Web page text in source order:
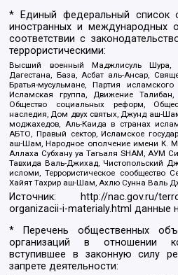
* Единый федеральный список
иностранных и международных
соответствии с
террористическими:
Высший военный Маджлисуль Шура,
Дагестана, База, Асбат аль-Ансар,
Братья-мусульмане, Партия
Исламская группа, Движение Талибан,
Общество социальных реформ,
наследия, Дом двух святых, Джунд аш-
моджахедов, Аль-Каида в странах
АБТО, Правый сектор, Исламское
аш-Шам, Народное ополчение имени К.
Аллаха Субхану уа Тагьаля SHAM, АУМ
Тавхида Валь-Джихад, Чистопольский
исломи, Террористическое сообщество
Хайят Тахрир аш-Шам, Ахлю Сунна Валь
Источник:
http://nac.gov.ru/
organizacii-i-materialy.html данные
* Перечень общественных
организаций в отношении
вступившее в законную силу
запрете деятельности: